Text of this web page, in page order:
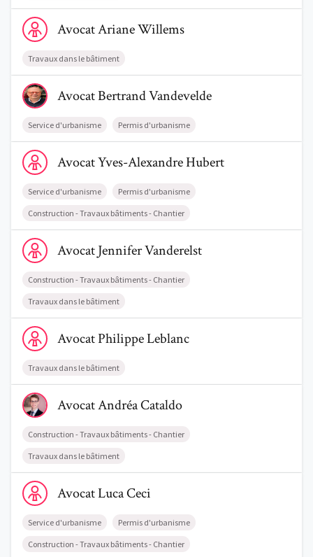
Voir le profil de AvocatAriane Willems
AvocatArianeWillems
Travaux dans le bâtiment
Voir le profil de AvocatBertrand Vandevelde
AvocatBertrandVandevelde
Service d'urbanisme Permis d'urbanisme
Voir le profil de AvocatYves-Alexandre Hubert
AvocatYves-AlexandreHubert
Service d'urbanisme Permis d'urbanisme
Construction - Travaux bâtiments - Chantier
Voir le profil de AvocatJennifer Vanderelst
AvocatJenniferVanderelst
Construction - Travaux bâtiments - Chantier
Travaux dans le bâtiment
Voir le profil de AvocatPhilippe Leblanc
AvocatPhilippeLeblanc
Travaux dans le bâtiment
Voir le profil de AvocatAndréa Cataldo
AvocatAndréaCataldo
Construction - Travaux bâtiments - Chantier
Travaux dans le bâtiment
Voir le profil de AvocatLuca Ceci
AvocatLucaCeci
Service d'urbanisme Permis d'urbanisme
Construction - Travaux bâtiments - Chantier